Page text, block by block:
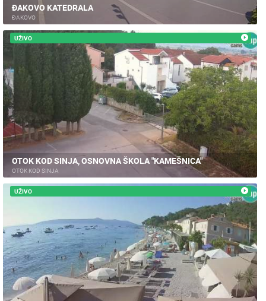
ĐAKOVO KATEDRALA
ĐAKOVO
UŽIVO
OTOK KOD SINJA, OSNOVNA ŠKOLA "KAMEŠNICA"
OTOK KOD SINJA
UŽIVO